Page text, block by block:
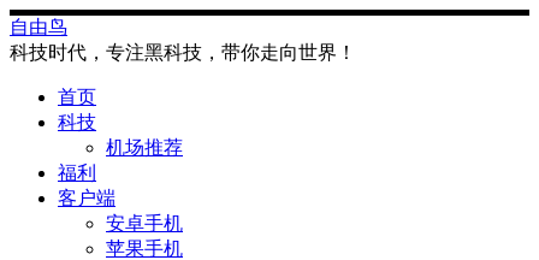
Skip
to
content
自由鸟
科技时代，专注黑科技，带你走向世界！
首页
科技
机场推荐
福利
客户端
安卓手机
苹果手机